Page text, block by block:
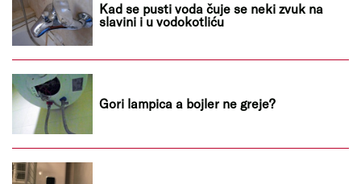
Kad se pusti voda čuje se neki zvuk na
slavini i u vodokotliću
Gori lampica a bojler ne greje?